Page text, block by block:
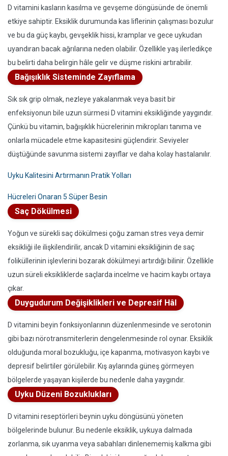
D vitamini kasların kasılma ve gevşeme döngüsünde de önemli
etkiye sahiptir. Eksiklik durumunda kas liflerinin çalışması bozulur
ve bu da güç kaybı, gevşeklik hissi, kramplar ve gece uykudan
uyandıran bacak ağrılarına neden olabilir. Özellikle yaş ilerledikçe
bu belirti daha belirgin hâle gelir ve düşme riskini artırabilir.
Bağışıklık Sisteminde Zayıflama
Sık sık grip olmak, nezleye yakalanmak veya basit bir
enfeksiyonun bile uzun sürmesi D vitamini eksikliğinde yaygındır.
Çünkü bu vitamin, bağışıklık hücrelerinin mikropları tanıma ve
onlarla mücadele etme kapasitesini güçlendirir. Seviyeler
düştüğünde savunma sistemi zayıflar ve daha kolay hastalanılır.
Uyku Kalitesini Artırmanın Pratik Yolları
Hücreleri Onaran 5 Süper Besin
Saç Dökülmesi
Yoğun ve sürekli saç dökülmesi çoğu zaman stres veya demir
eksikliği ile ilişkilendirilir, ancak D vitamini eksikliğinin de saç
foliküllerinin işlevlerini bozarak dökülmeyi artırdığı bilinir. Özellikle
uzun süreli eksikliklerde saçlarda incelme ve hacim kaybı ortaya
çıkar.
Duygudurum Değişiklikleri ve Depresif Hâl
D vitamini beyin fonksiyonlarının düzenlenmesinde ve serotonin
gibi bazı nörotransmiterlerin dengelenmesinde rol oynar. Eksiklik
olduğunda moral bozukluğu, içe kapanma, motivasyon kaybı ve
depresif belirtiler görülebilir. Kış aylarında güneş görmeyen
bölgelerde yaşayan kişilerde bu nedenle daha yaygındır.
Uyku Düzeni Bozuklukları
D vitamini reseptörleri beynin uyku döngüsünü yöneten
bölgelerinde bulunur. Bu nedenle eksiklik, uykuya dalmada
zorlanma, sık uyanma veya sabahları dinlenememiş kalkma gibi